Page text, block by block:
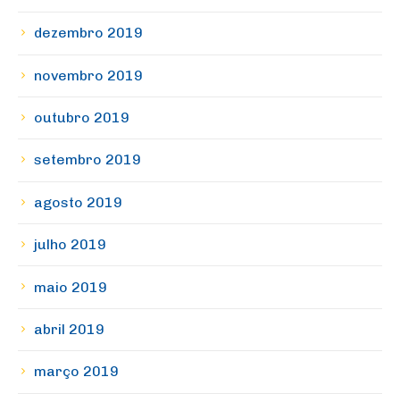
dezembro 2019
novembro 2019
outubro 2019
setembro 2019
agosto 2019
julho 2019
maio 2019
abril 2019
março 2019